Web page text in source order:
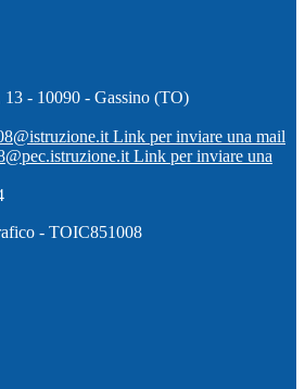
- 10090 - Gassino (TO)
Link per inviare una mail
Link per inviare una
- TOIC851008